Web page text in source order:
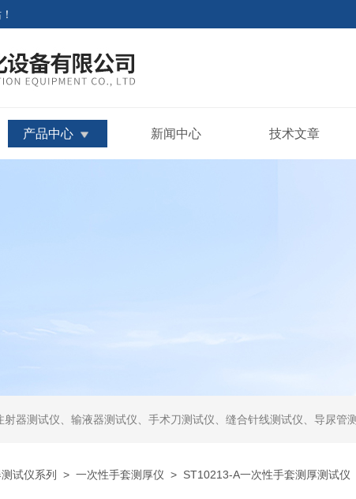
！
产品中心 新闻中心 技术文章
仪、手术刀测试仪、缝合针线测试仪、导尿管测试仪、医用镊钳测试仪、导引管导丝测试仪、针灸针测试仪、留置针
试仪系列 > 一次性手套测厚仪 > ST10213-A一次性手套测厚测试仪